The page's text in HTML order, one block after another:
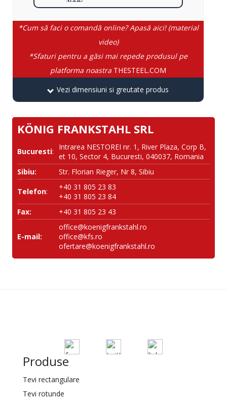
*Cum să faci o comandă online? Apasă aici! (material
video)
*Sfaturi pentru a găsi mai repede produsul pe
platforma noastra THESTEEL.COM
Vezi dimensiuni si greutate produs
KÖNIG FRANKSTAHL SRL
Bucuresti:
Intrarea NESTOREI nr. 1, River Plaza, Corp B,
et 10, Sector 4, Bucuresti, 040037, Romania
Sibiu:
Str. Florian Rieger, Nr 8, Sibiu
Telefon:
+40 31 805 23 83
+40 31 805 23 84
Fax:
+40 31 805 23 43
E-mail:
office@koenigfrankstahl.ro
office@kfs.ro
ofertare@koenigfrankstahl.ro
Produse
Tevi rectangulare
Tevi rotunde